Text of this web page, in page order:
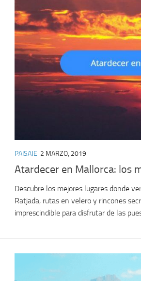
PAISAJE 2 MARZO, 2019
Atardecer en Mallorca: los
Descubre los mejores lugares donde
Ratjada, rutas en velero y rincones
imprescindible para disfrutar de las